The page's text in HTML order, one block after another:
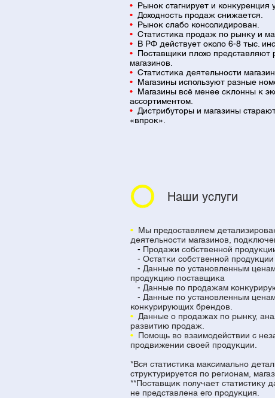
• Рынок стагнирует и конкуренция
• Доходность продаж снижается.
• Рынок слабо консолидирован.
• Статистика продаж по рынку и
• В РФ действует около 6-8 тыс.
• Поставщики плохо представляют
магазинов.
• Статистика деятельности
• Магазины используют разные
• Магазины всё менее склонны к
ассортиментом.
• Дистрибуторы и магазины
«впрок».
Наши услуги
• Мы предоставляем
деятельности магазинов,
- Продажи собственной
- Остатки собственной
- Данные по установленным
продукцию поставщика
- Данные по продажам
- Данные по установленным
конкурирующих брендов.
• Данные о продажах по рынку,
развитию продаж.
• Помощь во взаимодействии с
продвижении своей продукции.
*Вся статистика максимально
структурируется по регионам,
**Поставщик получает статистику
не представлена его продукция.